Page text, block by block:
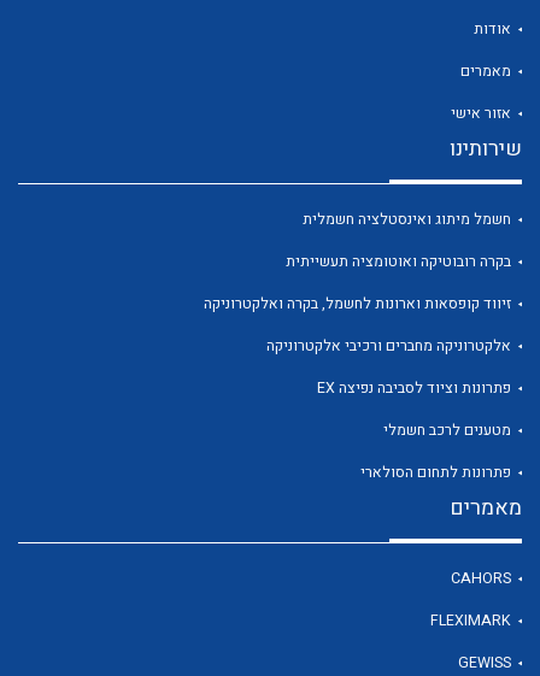
לכל מוצרי היצרן
אודות
מאמרים
אזור אישי
שירותינו
חשמל מיתוג ואינסטלציה חשמלית
בקרה רובוטיקה ואוטומציה תעשייתית
זיווד קופסאות וארונות לחשמל, בקרה ואלקטרוניקה
אלקטרוניקה מחברים ורכיבי אלקטרוניקה
פתרונות וציוד לסביבה נפיצה EX
מטענים לרכב חשמלי
פתרונות לתחום הסולארי
מאמרים
CAHORS
FLEXIMARK
GEWISS